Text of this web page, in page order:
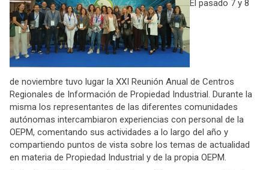
El pasado 7 y 8
de noviembre tuvo lugar la XXI Reunión Anual de Centros
Regionales de Información de Propiedad Industrial. Durante la
misma los representantes de las diferentes comunidades
autónomas intercambiaron experiencias con personal de la
OEPM, comentando sus actividades a lo largo del año y
compartiendo puntos de vista sobre los temas de actualidad
en materia de Propiedad Industrial y de la propia OEPM.